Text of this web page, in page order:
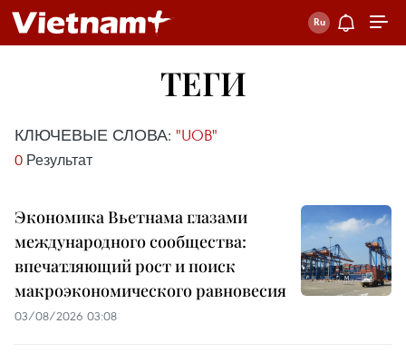
ТЕГИ
КЛЮЧЕВЫЕ СЛОВА: "UOB"
0 Результат
Экономика Вьетнама глазами
международного сообщества:
впечатляющий рост и поиск
макроэкономического равновесия
03/08/2026 03:08